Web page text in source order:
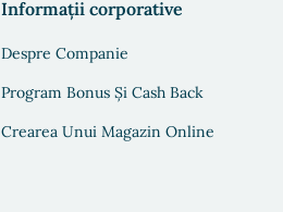
Informații corporative
Despre Companie
Program Bonus Și Cash Back
Crearea Unui Magazin Online